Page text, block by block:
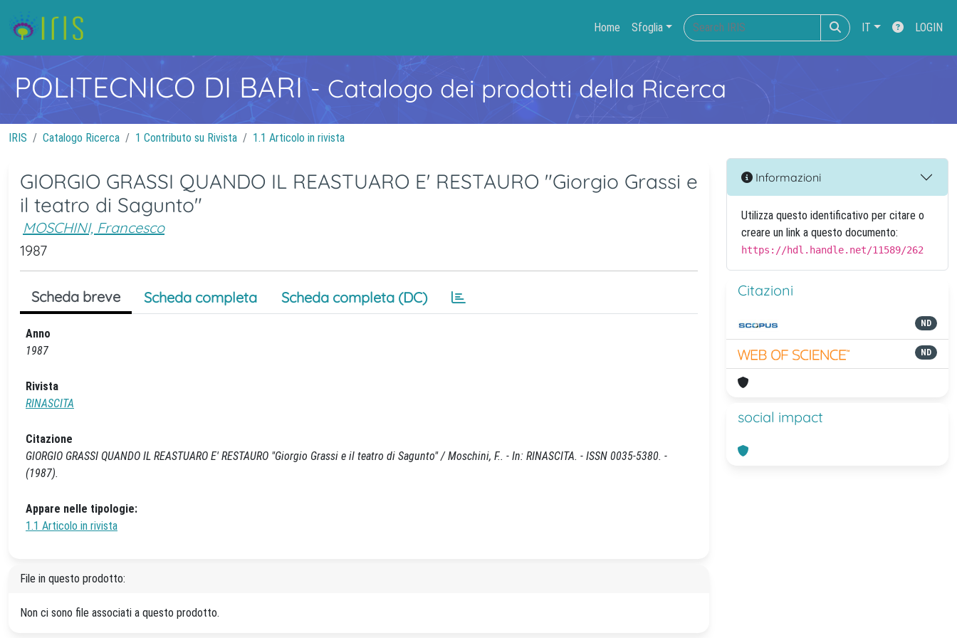
Home Sfoglia IT LOGIN
POLITECNICO DI BARI- Catalogo dei prodotti della Ricerca
IRIS Catalogo Ricerca 1 Contributo su Rivista 1.1 Articolo in rivista
GIORGIO GRASSI QUANDO IL REASTUARO E' RESTAURO "Giorgio Grassi e
il teatro di Sagunto"
MOSCHINI, Francesco
1987
Scheda breve Scheda completa Scheda completa (DC)
Anno
1987
Rivista
RINASCITA
Citazione
GIORGIO GRASSI QUANDO IL REASTUARO E' RESTAURO "Giorgio Grassi e il teatro di Sagunto" / Moschini, F.. - In: RINASCITA. - ISSN 0035-5380. -
(1987).
Appare nelle tipologie:
1.1 Articolo in rivista
File in questo prodotto:
Non ci sono file associati a questo prodotto.
Informazioni
Utilizza questo identificativo per citare o
creare un link a questo documento:
https://hdl.handle.net/11589/262
Citazioni
ND
ND
social impact